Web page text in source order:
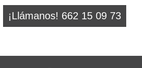
¡Llámanos! 662 15 09 73